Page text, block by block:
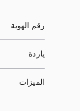
رقم الهوية
ياردة
الميزات